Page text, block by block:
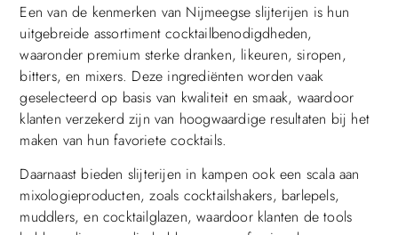
Een van de kenmerken van Nijmeegse slijterijen is hun
uitgebreide assortiment cocktailbenodigdheden,
waaronder premium sterke dranken, likeuren, siropen,
bitters, en mixers. Deze ingrediënten worden vaak
geselecteerd op basis van kwaliteit en smaak, waardoor
klanten verzekerd zijn van hoogwaardige resultaten bij het
maken van hun favoriete cocktails.
Daarnaast bieden slijterijen in kampen ook een scala aan
mixologieproducten, zoals cocktailshakers, barlepels,
muddlers, en cocktailglazen, waardoor klanten de tools